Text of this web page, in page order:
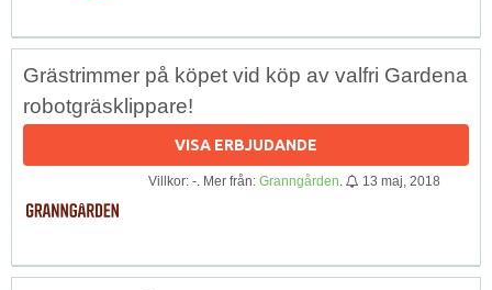
Grästrimmer på köpet vid köp av valfri Gardena
robotgräsklippare!
VISA ERBJUDANDE
Villkor: -. Mer från: Granngården 13 maj, 2018